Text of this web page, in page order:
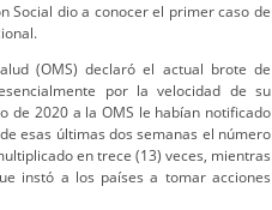
Social dio a conocer el primer caso de
(OMS) declaró el actual brote de
por la velocidad de su
de 2020 a la OMS le habían notificado
esas últimas dos semanas el número
en trece (13) veces, mientras
instó a los países a tomar acciones